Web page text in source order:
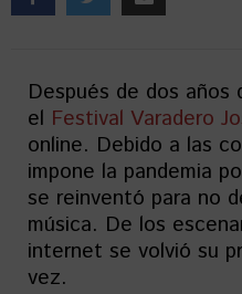
Después de dos
el Festival Varadero
online. Debido a las
impone la pandemia
se reinventó para no
música. De los
internet se volvió su
vez.